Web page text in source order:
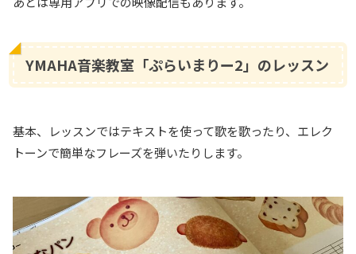
YMAHA音楽教室「ぷらいまりー2」のレッスン
基本、レッスンではテキストを使って歌を歌ったり、エレク
トーンで簡単なフレーズを弾いたりします。